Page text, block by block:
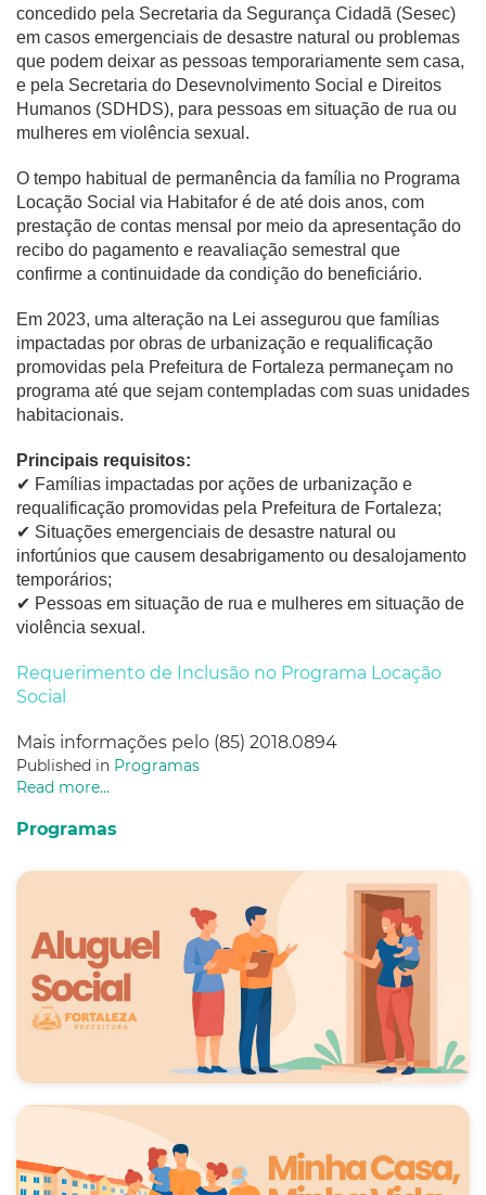
concedido pela Secretaria da Segurança Cidadã (Sesec)
em casos emergenciais de desastre natural ou problemas
que podem deixar as pessoas temporariamente sem casa,
e pela Secretaria do Desevnolvimento Social e Direitos
Humanos (SDHDS), para pessoas em situação de rua ou
mulheres em violência sexual .
O tempo habitual de permanência da família no Programa
Locação Social via Habitafor é de até dois anos, com
prestação de contas mensal por meio da apresentação do
recibo do pagamento e reavaliação semestral que
confirme a continuidade da condição do beneficiário.
Em 2023, uma alteração na Lei assegurou que famílias
impactadas por obras de urbanização e requalificação
promovidas pela Prefeitura de Fortaleza permaneçam no
programa até que sejam contempladas com suas unidades
habitacionais.
Principais requisitos:
✔︎ Famílias impactadas por ações de urbanização e
requalificação promovidas pela Prefeitura de Fortaleza;
✔︎ Situações emergenciais de desastre natural ou
infortúnios que causem desabrigamento ou desalojamento
temporários;
✔︎ Pessoas em situação de rua e mulheres em situação de
violência sexual.
Requerimento de Inclusão no Programa Locação
Social
Mais informações pelo (85) 2018.0894
Published in Programas
Read more...
Programas